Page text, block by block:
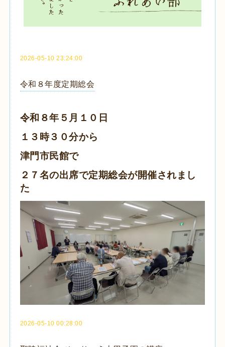
2026-05-10 23:24:00
令和８年度定期総会
令和８年５月１０日
１３時３０分から
津門市民館で
２７名の出席で定期総会が開催されまし
た
2026-05-10 00:28:00